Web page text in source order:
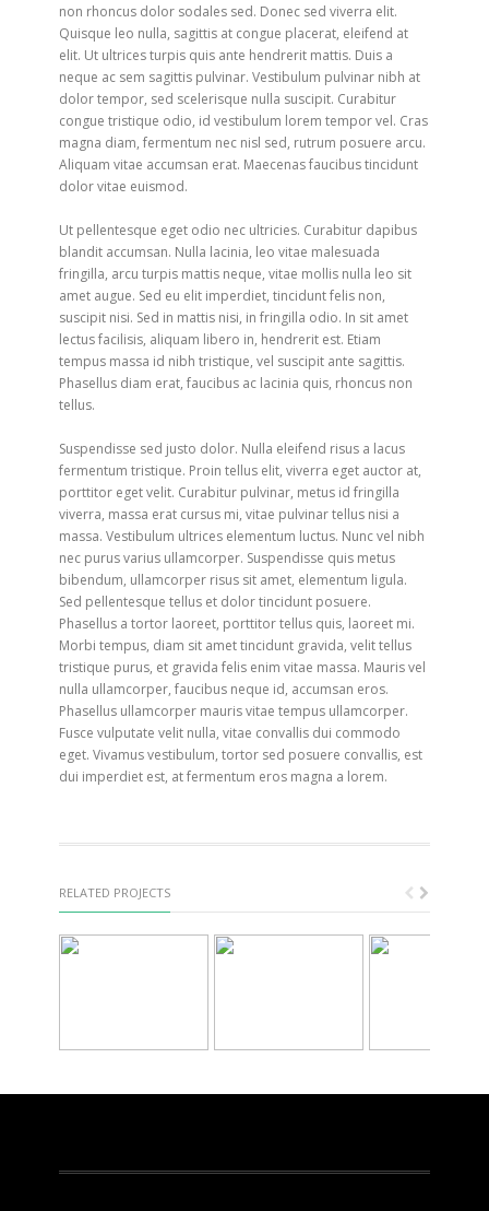
non rhoncus dolor sodales sed. Donec sed viverra elit.
Quisque leo nulla, sagittis at congue placerat, eleifend at
elit. Ut ultrices turpis quis ante hendrerit mattis. Duis a
neque ac sem sagittis pulvinar. Vestibulum pulvinar nibh at
dolor tempor, sed scelerisque nulla suscipit. Curabitur
congue tristique odio, id vestibulum lorem tempor vel. Cras
magna diam, fermentum nec nisl sed, rutrum posuere arcu.
Aliquam vitae accumsan erat. Maecenas faucibus tincidunt
dolor vitae euismod.
Ut pellentesque eget odio nec ultricies. Curabitur dapibus
blandit accumsan. Nulla lacinia, leo vitae malesuada
fringilla, arcu turpis mattis neque, vitae mollis nulla leo sit
amet augue. Sed eu elit imperdiet, tincidunt felis non,
suscipit nisi. Sed in mattis nisi, in fringilla odio. In sit amet
lectus facilisis, aliquam libero in, hendrerit est. Etiam
tempus massa id nibh tristique, vel suscipit ante sagittis.
Phasellus diam erat, faucibus ac lacinia quis, rhoncus non
tellus.
Suspendisse sed justo dolor. Nulla eleifend risus a lacus
fermentum tristique. Proin tellus elit, viverra eget auctor at,
porttitor eget velit. Curabitur pulvinar, metus id fringilla
viverra, massa erat cursus mi, vitae pulvinar tellus nisi a
massa. Vestibulum ultrices elementum luctus. Nunc vel nibh
nec purus varius ullamcorper. Suspendisse quis metus
bibendum, ullamcorper risus sit amet, elementum ligula.
Sed pellentesque tellus et dolor tincidunt posuere.
Phasellus a tortor laoreet, porttitor tellus quis, laoreet mi.
Morbi tempus, diam sit amet tincidunt gravida, velit tellus
tristique purus, et gravida felis enim vitae massa. Mauris vel
nulla ullamcorper, faucibus neque id, accumsan eros.
Phasellus ullamcorper mauris vitae tempus ullamcorper.
Fusce vulputate velit nulla, vitae convallis dui commodo
eget. Vivamus vestibulum, tortor sed posuere convallis, est
dui imperdiet est, at fermentum eros magna a lorem.
RELATED PROJECTS